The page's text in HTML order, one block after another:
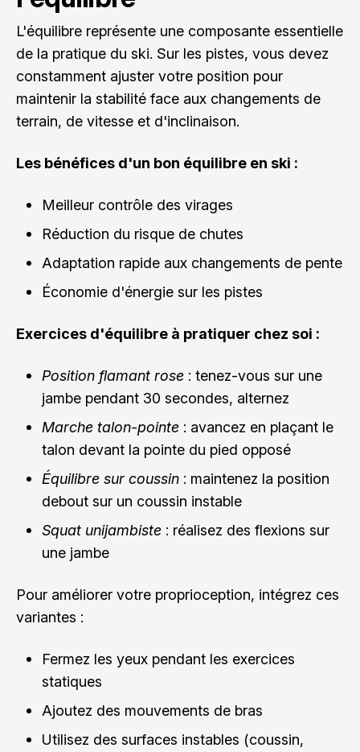
L'équilibre représente une composante essentielle
de la pratique du ski. Sur les pistes, vous devez
constamment ajuster votre position pour
maintenir la stabilité face aux changements de
terrain, de vitesse et d'inclinaison.
Les bénéfices d'un bon équilibre en ski :
Meilleur contrôle des virages
Réduction du risque de chutes
Adaptation rapide aux changements de pente
Économie d'énergie sur les pistes
Exercices d'équilibre à pratiquer chez soi :
Position flamant rose : tenez-vous sur une
jambe pendant 30 secondes, alternez
Marche talon-pointe : avancez en plaçant le
talon devant la pointe du pied opposé
Équilibre sur coussin : maintenez la position
debout sur un coussin instable
Squat unijambiste : réalisez des flexions sur
une jambe
Pour améliorer votre proprioception, intégrez ces
variantes :
Fermez les yeux pendant les exercices
statiques
Ajoutez des mouvements de bras
Utilisez des surfaces instables (coussin,